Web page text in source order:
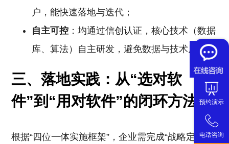
预约演示
电话咨询
户，能快速落地与迭代；
自主可控 ：均通过信创认证，核心技术（数据
库、算法）自主研发，避免数据与技术风险。
三、落地实践：从“选对软
件”到“用对软件”的闭环方法论
根据“四位一体实施框架”，企业需完成“战略定位-选